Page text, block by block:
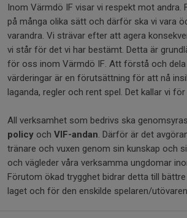
Inom Värmdö IF visar vi respekt mot andra.
på många olika sätt och därför ska vi vara
varandra. Vi strävar efter att agera
vi står för det vi har bestämt. Detta är
för oss inom Värmdö IF. Att förstå och
värderingar är en förutsättning för att nå
laganda, regler och rent spel. Det kallar vi för
All verksamhet som bedrivs ska
policy och VIF-andan. Därför är det
tränare och vuxen genom sin kunskap och
och vägleder våra verksamma ungdomar
Förutom ökad trygghet bidrar detta till
laget och för den enskilde spelaren/